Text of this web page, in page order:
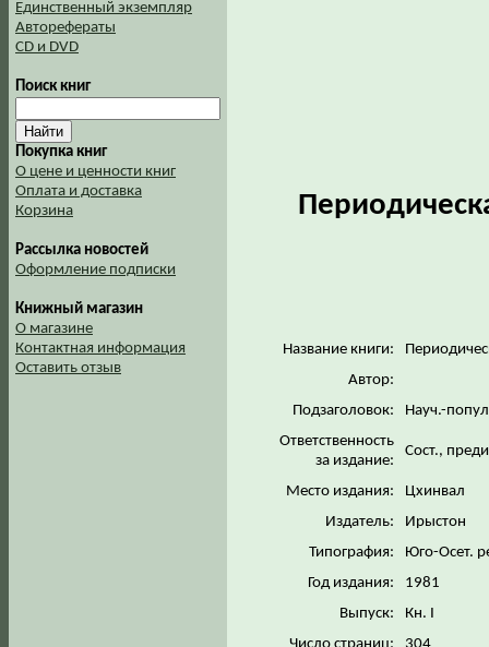
Единственный экземпляр
Авторефераты
CD и DVD
Поиск книг
Покупка книг
О цене и ценности книг
Оплата и доставка
Корзина
Рассылка новостей
Оформление подписки
Книжный магазин
О магазине
Контактная информация
Оставить отзыв
Название книги:
Автор:
Подзаголовок:
Науч.-
Ответственность
за издание:
Сост.,
Место издания:
Цхинвал
Издатель:
Ирыстон
Типография:
Юго-Осет.
Год издания:
1981
Выпуск:
Кн. I